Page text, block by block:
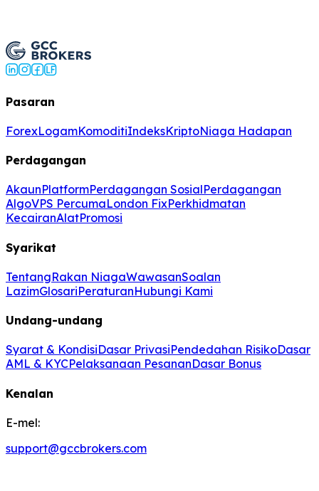
Pasaran
ForexLogamKomoditiIndeksKriptoNiaga Hadapan
Perdagangan
AkaunPlatformPerdagangan SosialPerdagangan
AlgoVPS PercumaLondon FixPerkhidmatan
KecairanAlatPromosi
Syarikat
TentangRakan NiagaWawasanSoalan
LazimGlosariPeraturanHubungi Kami
Undang-undang
Syarat & KondisiDasar PrivasiPendedahan RisikoDasar
AML & KYCPelaksanaan PesananDasar Bonus
Kenalan
E-mel:
support@gccbrokers.com